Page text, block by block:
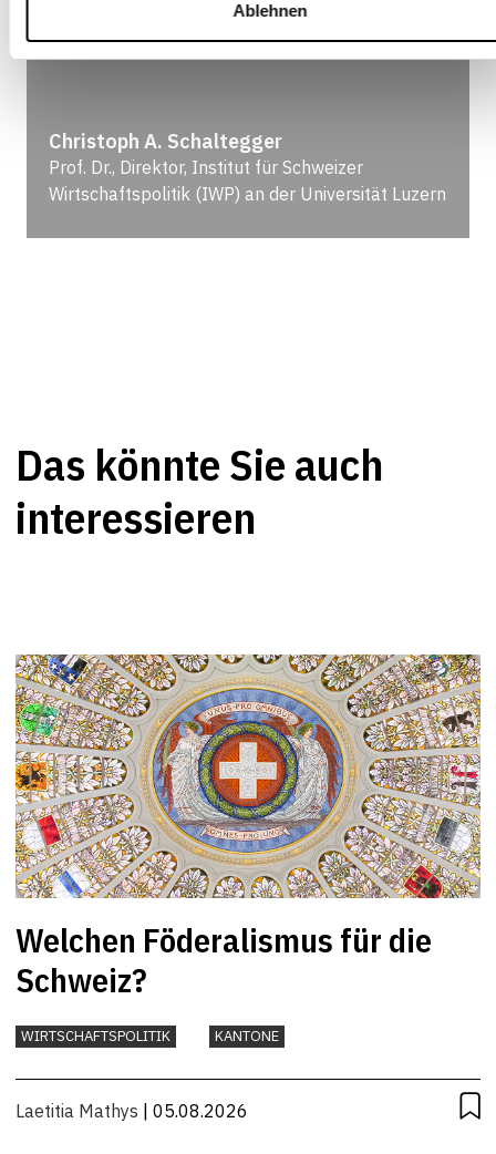
Ablehnen
Christoph A. Schaltegger
Prof. Dr., Direktor, Institut für Schweizer
Wirtschaftspolitik (IWP) an der Universität Luzern
Das könnte Sie auch
interessieren
Welchen Föderalismus für die
Schweiz?
WIRTSCHAFTSPOLITIK KANTONE
Laetitia Mathys | 05.08.2026